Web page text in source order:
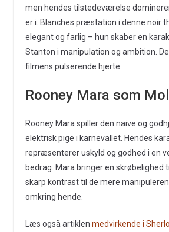
men hendes tilstedeværelse
er i. Blanches præstation i denne noir
elegant og farlig – hun skaber en
Stanton i manipulation og ambition.
filmens pulserende hjerte.
Rooney Mara som
Rooney Mara spiller den naive og
elektrisk pige i karnevallet. Hendes
repræsenterer uskyld og godhed i en
bedrag. Mara bringer en skrøbelighed
skarp kontrast til de mere
omkring hende.
Læs også artiklen medvirkende i